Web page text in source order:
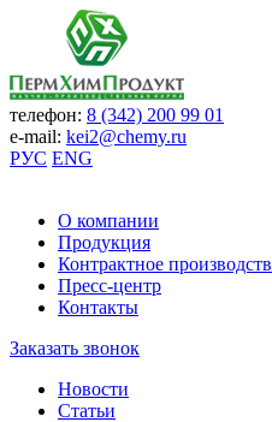
телефон: 8 (342) 200 99 01
e-mail: kei2@chemy.ru
РУС ENG
О компании
Продукция
Контрактное
Пресс-центр
Контакты
Заказать звонок
Новости
Статьи